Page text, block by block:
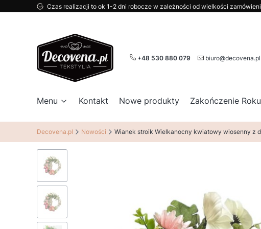
Czas realizacji to ok 1-2 dni robocze w zależności od wielkości
+48 530 880 079 biuro@decovena.pl
Menu Kontakt Nowe produkty Zakończenie
Decovena.pl Nowości Wianek stroik Wielkanocny kwiatowy wiosenny z